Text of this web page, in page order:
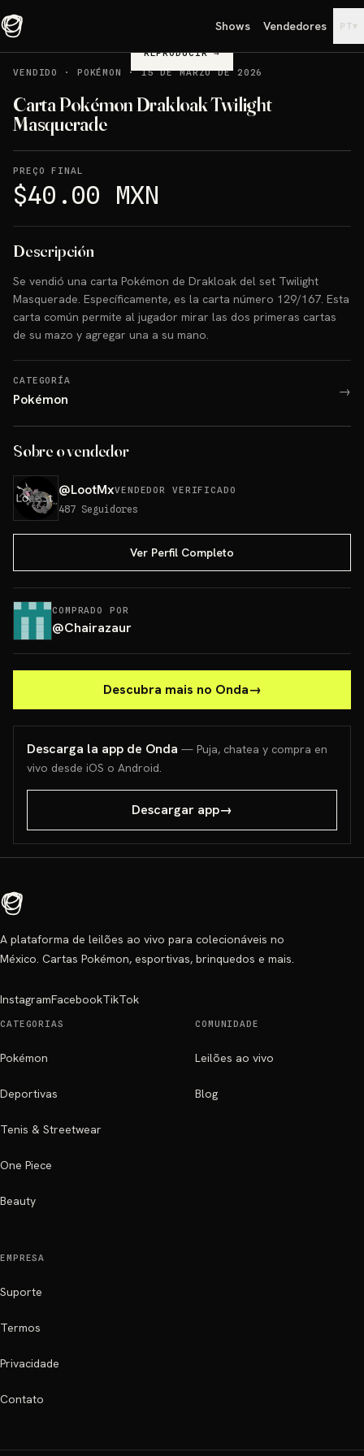
Shows Vendedores PT▾
REPRODUCIR→
VENDIDO
· POKÉMON ·15 DE MARZO DE 2026
Carta Pokémon Drakloak Twilight
Masquerade
PREÇO FINAL
$40.00 MXN
Descripción
Se vendió una carta Pokémon de Drakloak del set Twilight
Masquerade. Específicamente, es la carta número 129/167. Esta
carta común permite al jugador mirar las dos primeras cartas
de su mazo y agregar una a su mano.
CATEGORÍA
Pokémon →
Sobre o vendedor
@LootMxVENDEDOR VERIFICADO
487 Seguidores
Ver Perfil Completo
COMPRADO POR
@Chairazaur
Descubra mais no Onda→
Descarga la app de Onda — Puja, chatea y compra en
vivo desde iOS o Android.
Descargar app→
A plataforma de leilões ao vivo para colecionáveis no
México. Cartas Pokémon, esportivas, brinquedos e mais.
InstagramFacebookTikTok
CATEGORIAS
Pokémon
Deportivas
Tenis & Streetwear
One Piece
Beauty
COMUNIDADE
Leilões ao vivo
Blog
EMPRESA
Suporte
Termos
Privacidade
Contato